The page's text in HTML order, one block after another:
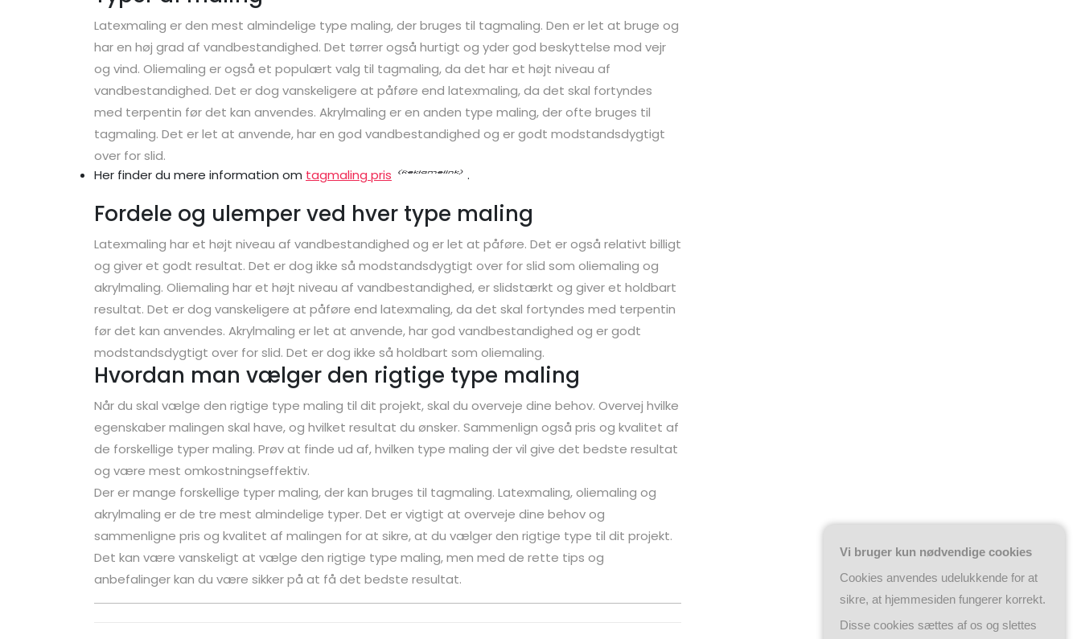
Latexmaling er den mest almindelige type maling, der bruges til tagmaling. Den er let at bruge og
har en høj grad af vandbestandighed. Det tørrer også hurtigt og yder god beskyttelse mod vejr
og vind. Oliemaling er også et populært valg til tagmaling, da det har et højt niveau af
vandbestandighed. Det er dog vanskeligere at påføre end latexmaling, da det skal fortyndes
med terpentin før det kan anvendes. Akrylmaling er en anden type maling, der ofte bruges til
tagmaling. Det er let at anvende, har en god vandbestandighed og er godt modstandsdygtigt
over for slid.
Her finder du mere information om tagmaling pris .
Fordele og ulemper ved hver type maling
Latexmaling har et højt niveau af vandbestandighed og er let at påføre. Det er også relativt billigt
og giver et godt resultat. Det er dog ikke så modstandsdygtigt over for slid som oliemaling og
akrylmaling. Oliemaling har et højt niveau af vandbestandighed, er slidstærkt og giver et holdbart
resultat. Det er dog vanskeligere at påføre end latexmaling, da det skal fortyndes med terpentin
før det kan anvendes. Akrylmaling er let at anvende, har god vandbestandighed og er godt
modstandsdygtigt over for slid. Det er dog ikke så holdbart som oliemaling.
Hvordan man vælger den rigtige type maling
Når du skal vælge den rigtige type maling til dit projekt, skal du overveje dine behov. Overvej hvilke
egenskaber malingen skal have, og hvilket resultat du ønsker. Sammenlign også pris og kvalitet af
de forskellige typer maling. Prøv at finde ud af, hvilken type maling der vil give det bedste resultat
og være mest omkostningseffektiv.
Der er mange forskellige typer maling, der kan bruges til tagmaling. Latexmaling, oliemaling og
akrylmaling er de tre mest almindelige typer. Det er vigtigt at overveje dine behov og
sammenligne pris og kvalitet af malingen for at sikre, at du vælger den rigtige type til dit projekt.
Det kan være vanskeligt at vælge den rigtige type maling, men med de rette tips og
anbefalinger kan du være sikker på at få det bedste resultat.
Vi bruger kun nødvendige cookies
Cookies anvendes udelukkende for at
sikre, at hjemmesiden fungerer korrekt.
Disse cookies sættes af os og slettes